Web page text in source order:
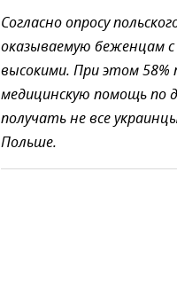
Согласно опросу
оказываемую беженцам
высокими.При этом
медицинскую помощь по
получать не все
Польше.